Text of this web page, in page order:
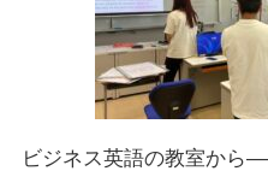
ビジネス英語の教室から